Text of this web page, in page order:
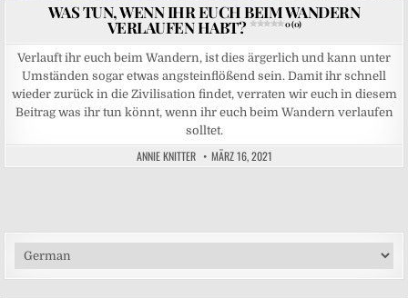
WAS TUN, WENN IHR EUCH BEIM WANDERN
VERLAUFEN HABT? 0 (0)
Verlauft ihr euch beim Wandern, ist dies ärgerlich und kann unter
Umständen sogar etwas angsteinflößend sein. Damit ihr schnell
wieder zurück in die Zivilisation findet, verraten wir euch in diesem
Beitrag was ihr tun könnt, wenn ihr euch beim Wandern verlaufen
solltet.
ANNIE KNITTER MÄRZ 16, 2021